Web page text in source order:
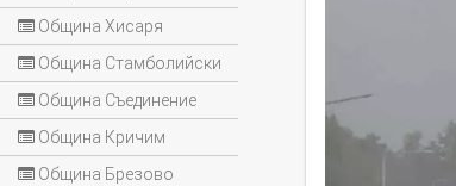
Община Хисаря
Община Стамболийски
Община Съединение
Община Кричим
Община Брезово